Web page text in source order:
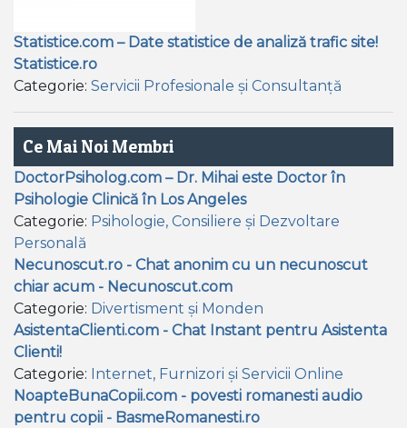
Statistice.com – Date statistice de analiză trafic site!
Statistice.ro
Categorie: Servicii Profesionale și Consultanță
Ce Mai Noi Membri
DoctorPsiholog.com – Dr. Mihai este Doctor în
Psihologie Clinică în Los Angeles
Categorie: Psihologie, Consiliere și Dezvoltare
Personală
Necunoscut.ro - Chat anonim cu un necunoscut
chiar acum - Necunoscut.com
Categorie: Divertisment și Monden
AsistentaClienti.com - Chat Instant pentru Asistenta
Clienti!
Categorie: Internet, Furnizori și Servicii Online
NoapteBunaCopii.com - povesti romanesti audio
pentru copii - BasmeRomanesti.ro